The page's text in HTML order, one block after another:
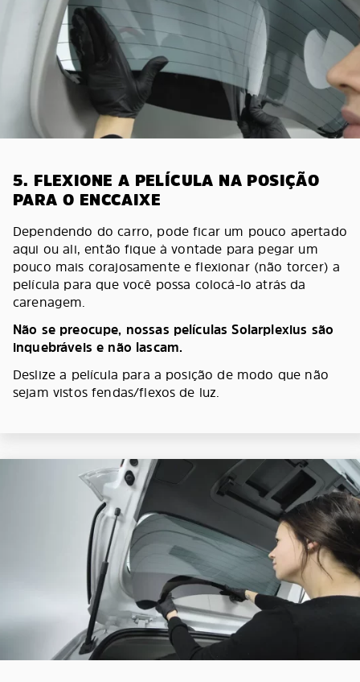
5. FLEXIONE A PELÍCULA NA POSIÇÃO
PARA O ENCCAIXE
Dependendo do carro, pode ficar um pouco apertado
aqui ou ali, então fique à vontade para pegar um
pouco mais corajosamente e flexionar (não torcer) a
película para que você possa colocá-lo atrás da
carenagem.
Não se preocupe, nossas películas Solarplexius são
inquebráveis e não lascam.
Deslize a película para a posição de modo que não
sejam vistos fendas/flexos de luz.